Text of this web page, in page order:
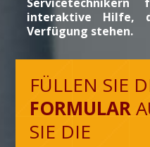
interaktive Hilfe,
Verfügung stehen.
FÜLLEN SIE
FORMULAR
SIE DIE